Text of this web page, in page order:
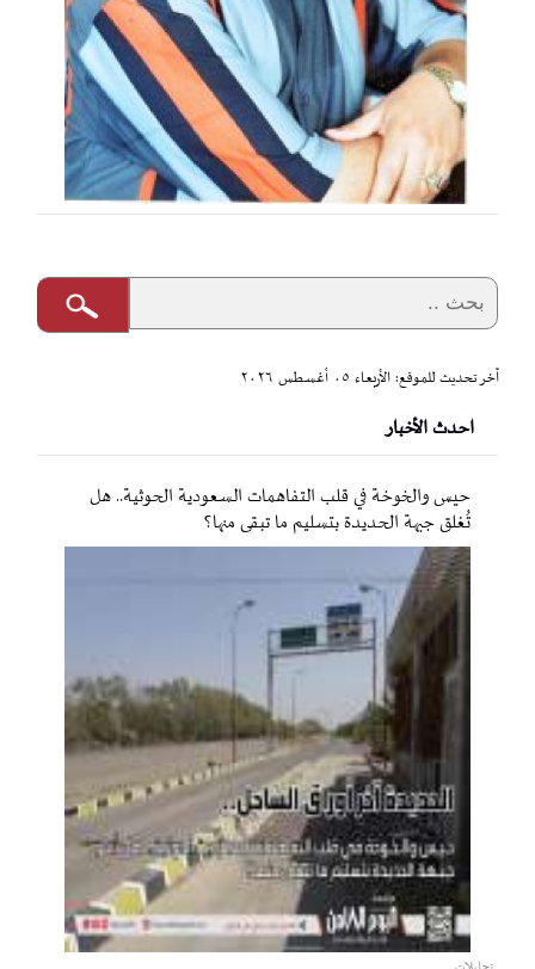
آخر تحديث للموقع: الأربعاء ٠٥ أغسطس ٢٠٢٦
احدث الأخبار
حيس والخوخة في قلب التفاهمات السعودية الحوثية.. هل
تُغلق جبهة الحديدة بتسليم ما تبقى منها؟